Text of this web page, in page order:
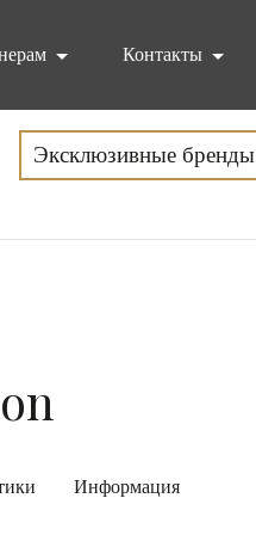
Контакты
Эксклюзивные бренды
Информация